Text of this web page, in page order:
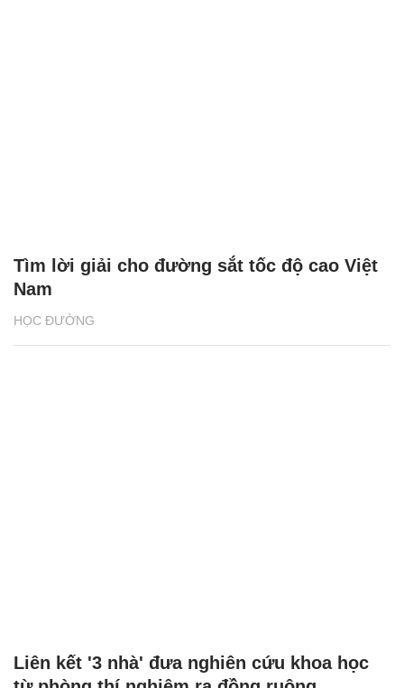
HỌC ĐƯỜNG
Tìm lời giải cho đường sắt tốc độ cao Việt
Nam
Liên kết '3 nhà' đưa nghiên cứu khoa học